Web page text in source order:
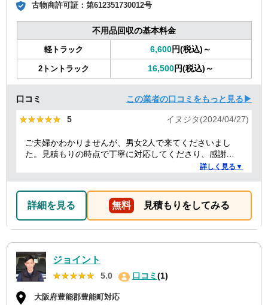
古物商許可証：第612351730012号
不用品回収の基本料金
軽トラック 6,600円(税込)～
2トントラック 16,500円(税込)～
口コミ この業者の口コミをもっと見る▶
★★★★★
★★★★★ 5 イヌジタ(2024/04/27)
ご夫婦かわかりませんが、男女2人で来てくださいまし
た。見積もりの時点で丁寧に対応してくださり、感謝し
詳しく見る▼
詳細を見る 無料 見積もりをしてみる
ジョイント
★★★★★
★★★★★ 5.0 口コミ(1)
大阪府豊能郡豊能町対応